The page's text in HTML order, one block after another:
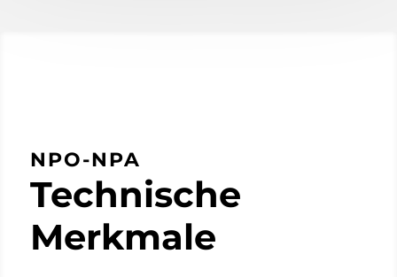
NPO-NPA
Technische
Merkmale